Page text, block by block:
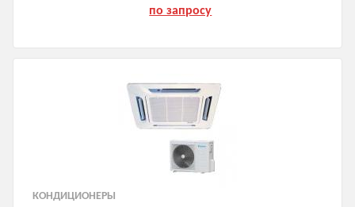
по запросу
КОНДИЦИОНЕРЫ